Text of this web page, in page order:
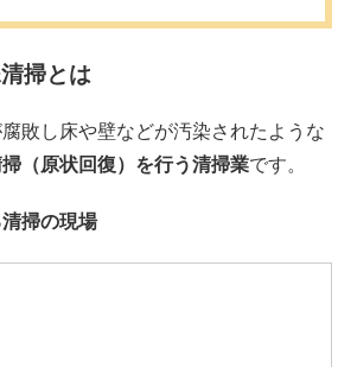
掃とは
敗し床や壁などが汚染されたような
（原状回復）を行う清掃業です。
掃の現場